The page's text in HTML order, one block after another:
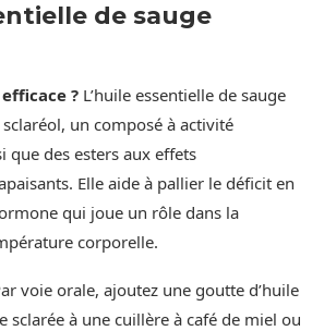
de sauge
? L’huile essentielle de sauge
un composé à activité
des esters aux effets
Elle aide à pallier le déficit en
qui joue un rôle dans la
corporelle.
voie orale, ajoutez une goutte d’huile
sclarée à une cuillère à café de miel ou